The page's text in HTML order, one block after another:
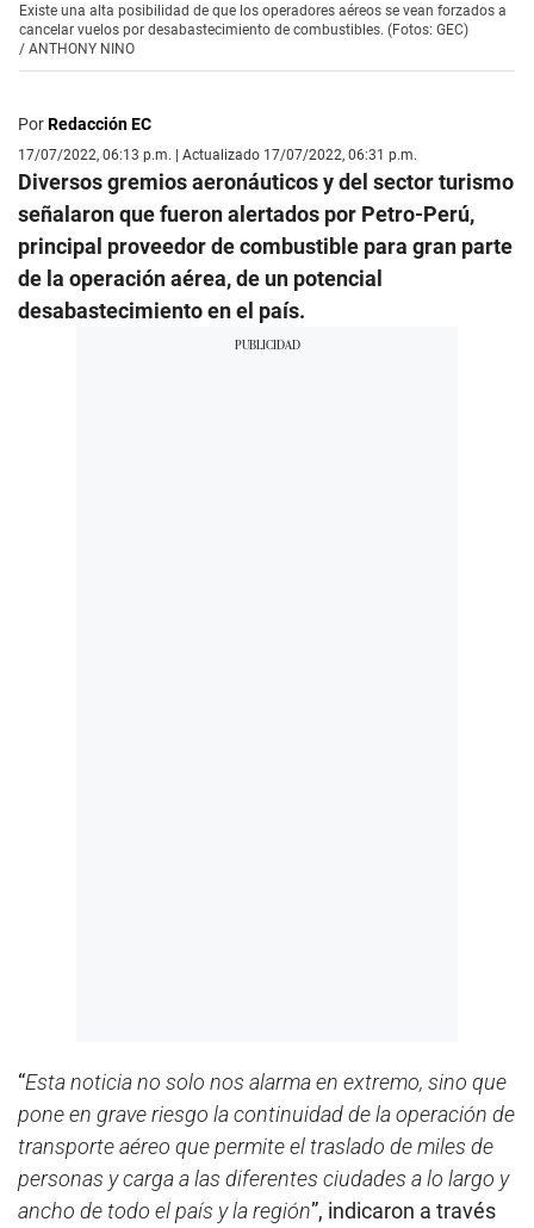
Existe una alta posibilidad de que los operadores aéreos se vean forzados a
cancelar vuelos por desabastecimiento de combustibles. (Fotos: GEC)
/ ANTHONY NINO
PorRedacción EC
17/07/2022, 06:13 p.m. | Actualizado 17/07/2022, 06:31 p.m.
Diversos gremios aeronáuticos y del sector turismo
señalaron que fueron alertados por Petro-Perú,
principal proveedor de combustible para gran parte
de la operación aérea, de un potencial
desabastecimiento en el país.
“Esta noticia no solo nos alarma en extremo, sino que
pone en grave riesgo la continuidad de la operación de
transporte aéreo que permite el traslado de miles de
personas y carga a las diferentes ciudades a lo largo y
ancho de todo el país y la región”, indicaron a través